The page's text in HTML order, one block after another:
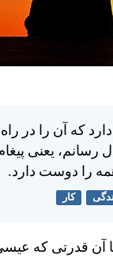
كه آن را در
يعنی
را دوست دارد.
کار
آن قدرتی كه